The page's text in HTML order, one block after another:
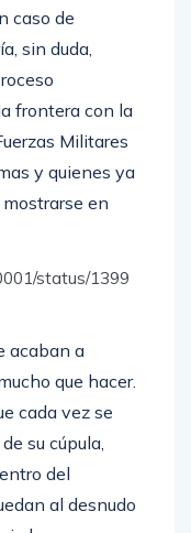
caso de
sin duda,
frontera con la
Militares
y quienes ya
en
status/1399
acaban a
que hacer.
cada vez se
su cúpula,
del
al desnudo